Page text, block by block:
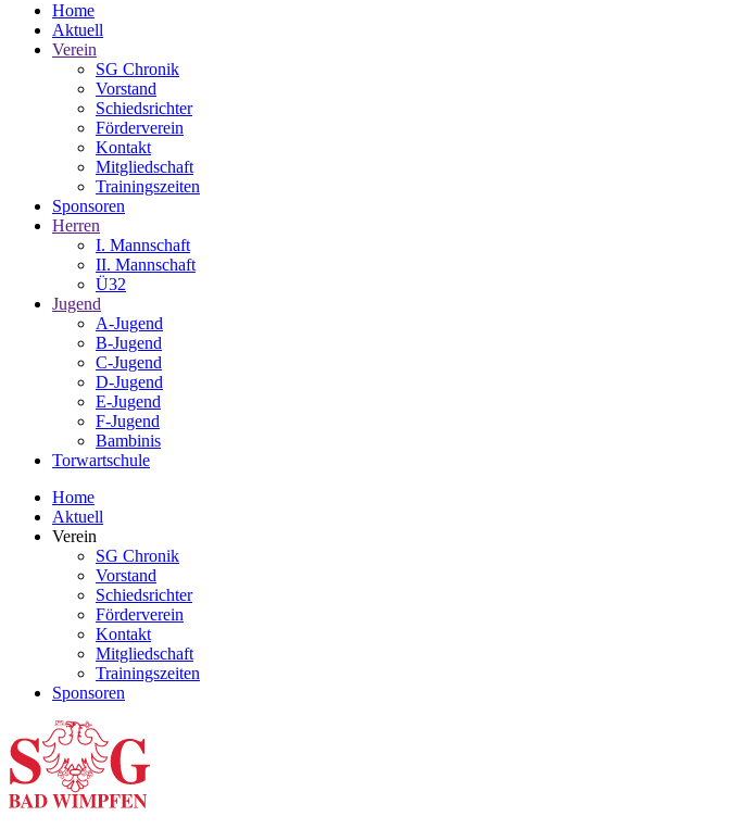
Home
Aktuell
Verein
SG Chronik
Vorstand
Schiedsrichter
Förderverein
Kontakt
Mitgliedschaft
Trainingszeiten
Sponsoren
Herren
I. Mannschaft
II. Mannschaft
Ü32
Jugend
A-Jugend
B-Jugend
C-Jugend
D-Jugend
E-Jugend
F-Jugend
Bambinis
Torwartschule
Home
Aktuell
Verein
SG Chronik
Vorstand
Schiedsrichter
Förderverein
Kontakt
Mitgliedschaft
Trainingszeiten
Sponsoren